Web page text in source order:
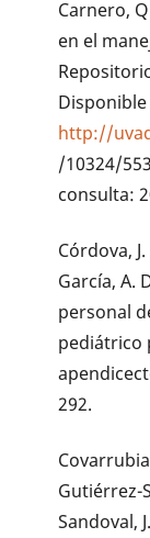
Carnero,
en el
Disponible
http://
/10324/
consulta:
Córdova,
García, A.
personal
pediátrico
292.
Gutiérrez-
Sandoval,